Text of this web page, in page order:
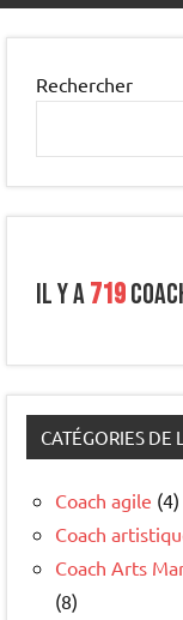
Rechercher
Il y a719
CATÉGORIES DE
Coach agile (4)
Coach
Coach Arts
(8)